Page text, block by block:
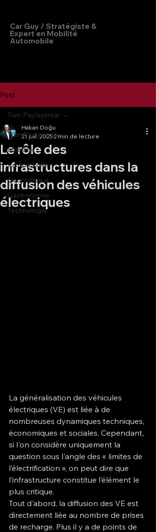
Car Guy / Stratégiste &
Expert en Mobilité
Automobile
Post
Tüm Paylaşımlar
Mobilité
L'automobile
Géopolitique
Gastronomie
Technologie
Tüm Paylaşımlar
Le rôle des
infrastructures dans la
diffusion des véhicules
électriques
Hakan Doğu
21 juil. 2025 2 min de lecture
La généralisation des véhicules
électriques (VE) est liée à de
nombreuses dynamiques techniques,
économiques et sociales. Cependant,
si l'on considère uniquement la
question sous l'angle des « limites de
l’électrification », on peut dire que
l’infrastructure constitue l’élément le
plus critique.
Tout d'abord, la diffusion des VE est
directement liée au nombre de prises
de recharge. Plus il y a de points de